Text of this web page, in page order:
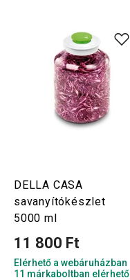
DELLA CASA
savanyítókészlet
5000 ml
11 800 Ft
Elérhető a webáruházban
11 márkaboltban elérhető